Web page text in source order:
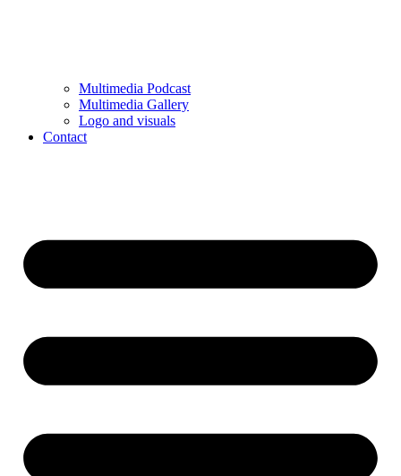
Multimedia Podcast
Multimedia Gallery
Logo and visuals
Contact